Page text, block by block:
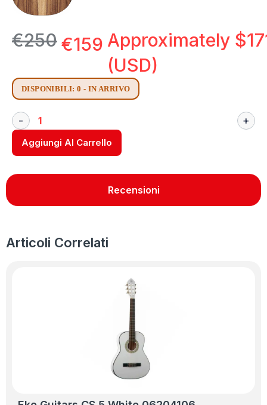
€250€159 Approximately $
(USD)
DISPONIBILI: 0 - IN ARRIVO
Aggiungi Al Carrello
Recensioni
Articoli Correlati